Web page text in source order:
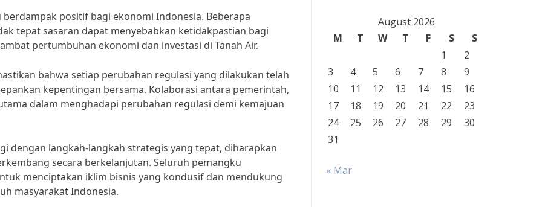
positif bagi ekonomi Indonesia. Beberapa
tepat sasaran dapat menyebabkan ketidakpastian bagi
pertumbuhan ekonomi dan investasi di Tanah Air.
bahwa setiap perubahan regulasi yang dilakukan telah
kepentingan bersama. Kolaborasi antara pemerintah,
dalam menghadapi perubahan regulasi demi kemajuan
dengan langkah-langkah strategis yang tepat, diharapkan
secara berkelanjutan. Seluruh pemangku
menciptakan iklim bisnis yang kondusif dan mendukung
masyarakat Indonesia.
August 2026
M
T W T F S
S
1
2
3
4 5 6 7 8
9
10
11 12 13 14 15
16
17
18 19 20 21 22
23
24
25 26 27 28 29
30
31
« Mar